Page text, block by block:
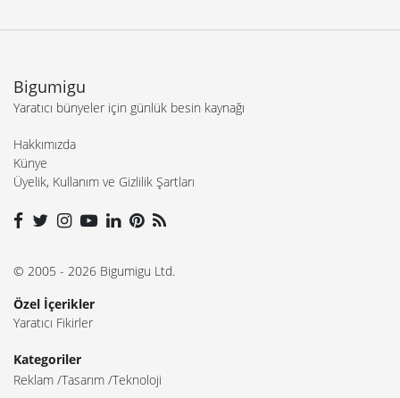
Bigumigu
Yaratıcı bünyeler için günlük besin kaynağı
Hakkımızda
Künye
Üyelik, Kullanım ve Gizlilik Şartları
© 2005 - 2026 Bigumigu Ltd.
Özel İçerikler
Yaratıcı Fikirler
Kategoriler
Reklam Tasarım Teknoloji